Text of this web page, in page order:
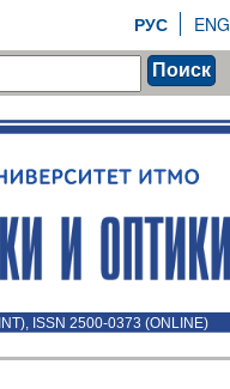
ENG
РУС
Поиск
ISSN 2500-0373 (ONLINE)